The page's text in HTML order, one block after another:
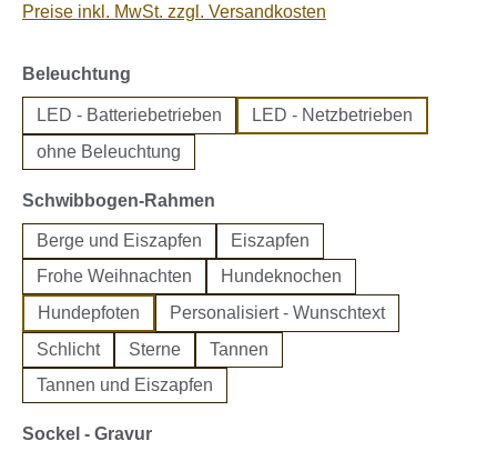
Preise inkl. MwSt. zzgl. Versandkosten
Beleuchtung
LED - Batteriebetrieben
LED - Netzbetrieben
ohne Beleuchtung
Schwibbogen-Rahmen
Berge und Eiszapfen
Eiszapfen
Frohe Weihnachten
Hundeknochen
Hundepfoten
Personalisiert - Wunschtext
Schlicht
Sterne
Tannen
Tannen und Eiszapfen
Sockel - Gravurauswählen